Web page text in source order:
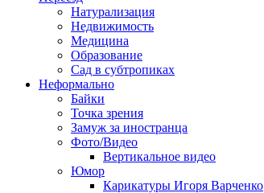
Натурализация
Недвижимость
Медицина
Образование
Сад в субтропиках
Неформально
Байки
Точка зрения
Замуж за иностранца
Фото/Видео
Вертикальное видео
Юмор
Карикатуры Игоря Варченко